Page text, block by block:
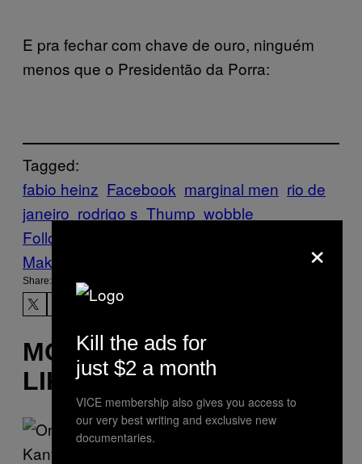
E pra fechar com chave de ouro, ninguém
menos que o Presidentão da Porra:
Tagged:
fabio heinz Facebook marginal men rio de
janeiro rodrigo s Thump wobble
Follow Us On Discover
Make Us Preferred In Top Stories
Share:
MORE
LIKE THIS
×
Kill the ads for
just $2 a month
VICE membership also gives you access to
our very best writing and exclusive new
documentaries.